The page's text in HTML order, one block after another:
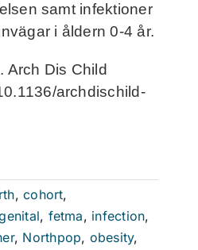
samt infektioner
i åldern 0-4 år.
Arch Dis Child
archdischild-
,cohort,
, fetma, infection,
, Northpop, obesity,